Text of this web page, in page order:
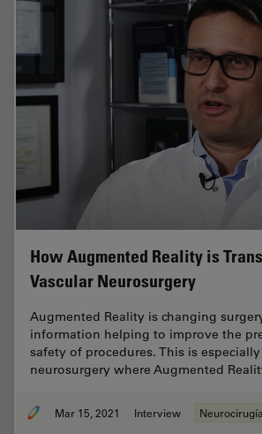
How Augmented Reality is
Vascular Neurosurgery
Augmented Reality is changing
information helping to improve the
safety of procedures. This is
neurosurgery where Augmented
Mar 15, 2021 Interview Neurocirugía